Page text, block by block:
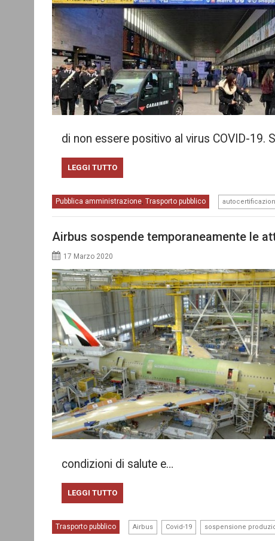
di non essere positivo al virus COVID-19.
LEGGI TUTTO
Pubblica amministrazione, Trasporto pubblico
Airbus sospende temporaneamente le
17 Marzo 2020
condizioni di salute e…
LEGGI TUTTO
Trasporto pubblico Airbus Covid-19 sospensione